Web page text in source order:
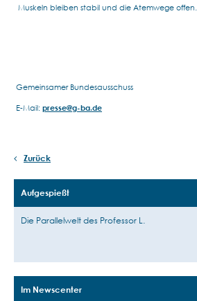
Muskeln bleiben stabil und die Atemwege offen.
Gemeinsamer Bundesausschuss
E-Mail: presse@g-ba.de
Zurück
Aufgespießt
Die Parallelwelt des Professor L.
Im Newscenter